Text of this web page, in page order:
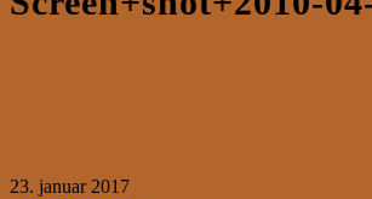
23. januar 2017